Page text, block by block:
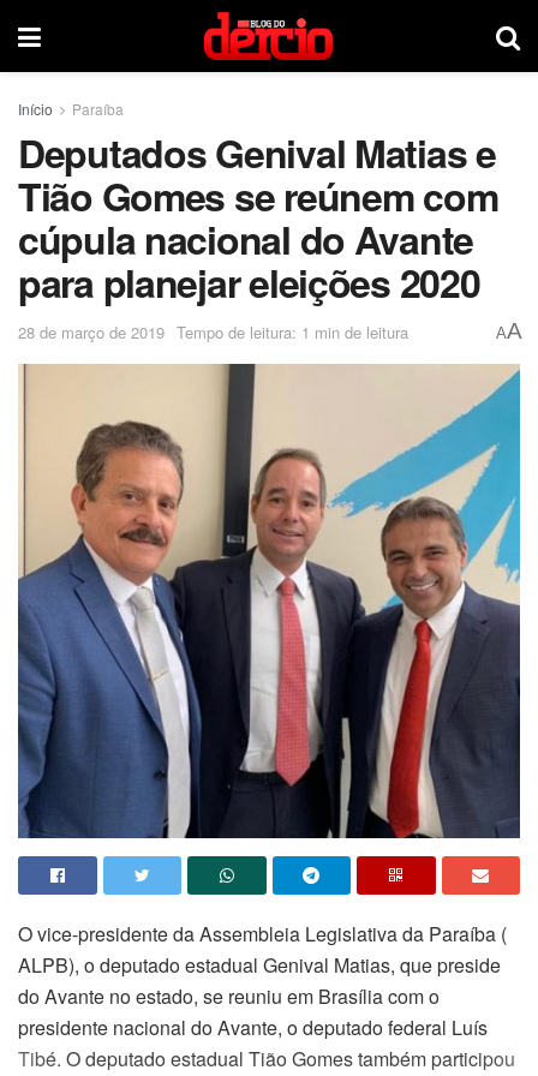
Início Paraíba
Deputados Genival Matias e
Tião Gomes se reúnem com
cúpula nacional do Avante
para planejar eleições 2020
28 de março de 2019 Tempo de leitura: 1 min de leitura AA
O vice-presidente da Assembleia Legislativa da Paraíba (
ALPB), o deputado estadual Genival Matias, que preside
do Avante no estado, se reuniu em Brasília com o
presidente nacional do Avante, o deputado federal Luís
Tibé. O deputado estadual Tião Gomes também participou